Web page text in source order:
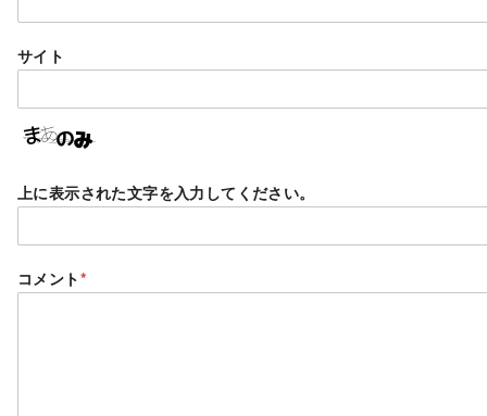
サイト
上に表示された文字を入力してください。
コメント*